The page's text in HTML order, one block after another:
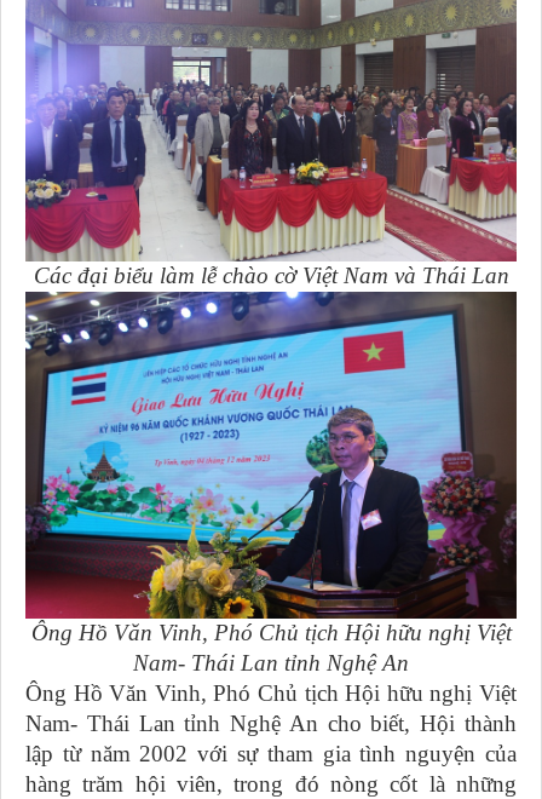
Các đại biểu làm lễ chào cờ Việt Nam và Thái Lan
Ông Hồ Văn Vinh, Phó Chủ tịch Hội hữu nghị Việt
Nam- Thái Lan tỉnh Nghệ An
Ông Hồ Văn Vinh, Phó Chủ tịch Hội hữu nghị Việt
Nam- Thái Lan tỉnh Nghệ An cho biết, Hội thành
lập từ năm 2002 với sự tham gia tình nguyện của
hàng trăm hội viên, trong đó nòng cốt là những